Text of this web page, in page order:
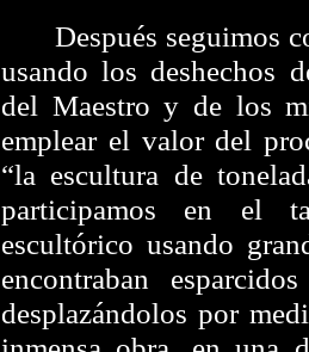
Después seguimos
usando los deshechos
del Maestro y de los
emplear el valor del
“la escultura de
participamos en el
escultórico usando
encontraban
desplazándolos por